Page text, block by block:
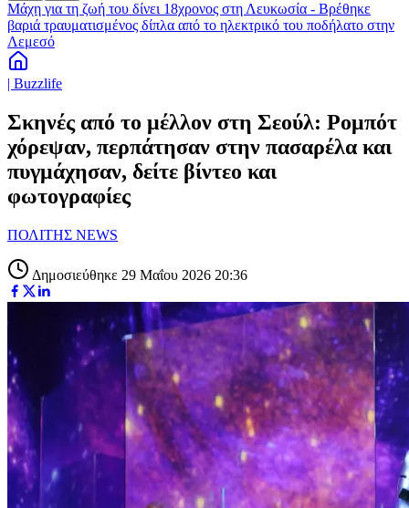
Μάχη για τη ζωή του δίνει 18χρονος στη Λευκωσία - Βρέθηκε
βαριά τραυματισμένος δίπλα από το ηλεκτρικό του ποδήλατο στην
Λεμεσό
| Buzzlife
Σκηνές από το μέλλον στη Σεούλ: Ρομπότ
χόρεψαν, περπάτησαν στην πασαρέλα και
πυγμάχησαν, δείτε βίντεο και
φωτογραφίες
ΠΟΛΙΤΗΣ NEWS
Δημοσιεύθηκε 29 Μαΐου 2026 20:36